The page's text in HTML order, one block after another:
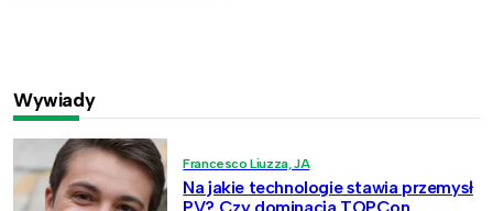
Wywiady
Francesco Liuzza, JA
Na jakie technologie stawia przemysł